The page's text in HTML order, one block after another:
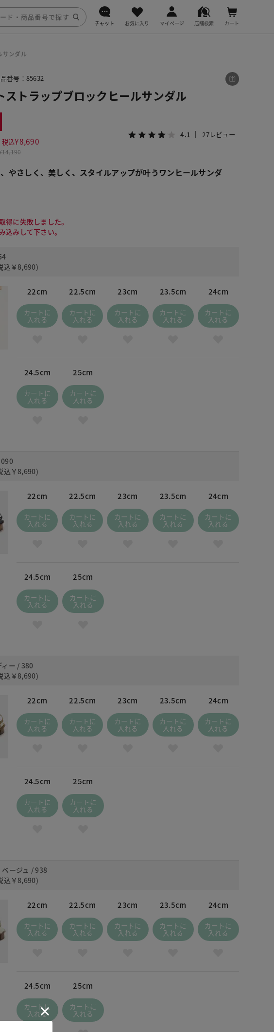
チャット お気に入り マイページ 店舗検索 カート
サンダル
番号：85632
ストラップブロックヒールサンダル
税込¥8,690
4.1 27レビュー
やさしく、美しく、スタイルアップが叶うワンヒールサンダ
得に失敗しました。
込みして下さい。
込 ￥8,690)
22cm
カートに
入れる
22.5cm
カートに
入れる
23cm
カートに
入れる
23.5cm
カートに
入れる
24cm
カートに
入れる
24.5cm
カートに
入れる
25cm
カートに
入れる
込 ￥8,690)
22cm
カートに
入れる
22.5cm
カートに
入れる
23cm
カートに
入れる
23.5cm
カートに
入れる
24cm
カートに
入れる
24.5cm
カートに
入れる
25cm
カートに
入れる
ー / 380
込 ￥8,690)
22cm
カートに
入れる
22.5cm
カートに
入れる
23cm
カートに
入れる
23.5cm
カートに
入れる
24cm
カートに
入れる
24.5cm
カートに
入れる
25cm
カートに
入れる
ージュ / 938
込 ￥8,690)
22cm
カートに
入れる
22.5cm
カートに
入れる
23cm
カートに
入れる
23.5cm
カートに
入れる
24cm
カートに
入れる
24.5cm
カートに
入れる
25cm
カートに
入れる